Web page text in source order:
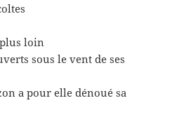
loin
sous le vent de ses
a pour elle dénoué sa